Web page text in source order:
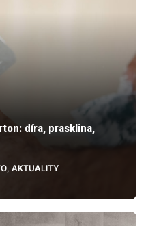
díra, prasklina,
, AKTUALITY